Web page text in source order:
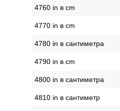
4760 in в cm
4770 in в cm
4780 in в сантиметра
4790 in в cm
4800 in в сантиметра
4810 in в сантиметр